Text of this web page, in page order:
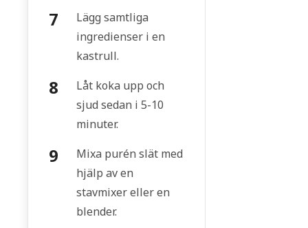
Lägg samtliga
ingredienser i en
kastrull.
Låt koka upp och
sjud sedan i 5-10
minuter.
Mixa purén slät med
hjälp av en
stavmixer eller en
blender.